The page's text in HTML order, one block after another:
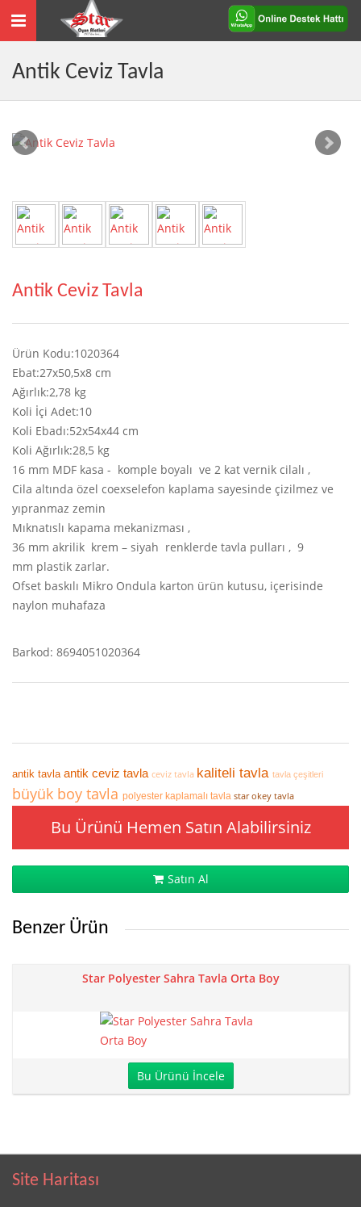
Toggle
navigation
Antik Ceviz Tavla
Antik Ceviz Tavla
Ürün Kodu:1020364
Ebat:27x50,5x8 cm
Ağırlık:2,78 kg
Koli İçi Adet:10
Koli Ebadı:52x54x44 cm
Koli Ağırlık:28,5 kg
16 mm MDF kasa - komple boyalı ve 2 kat vernik cilalı ,
Cila altında özel coexselefon kaplama sayesinde çizilmez ve
yıpranmaz zemin
Mıknatıslı kapama mekanizması ,
36 mm akrilik krem – siyah renklerde tavla pulları , 9
mm plastik zarlar.
Ofset baskılı Mikro Ondula karton ürün kutusu, içerisinde
naylon muhafaza
Barkod: 8694051020364
antik tavla antik ceviz tavla ceviz tavla kaliteli tavla tavla çeşitleri
büyük boy tavla polyester kaplamalı tavla star okey tavla
Bu Ürünü Hemen Satın Alabilirsiniz
Satın Al
Benzer Ürün
Star Polyester Sahra Tavla Orta Boy
Bu Ürünü İncele
Site Haritası